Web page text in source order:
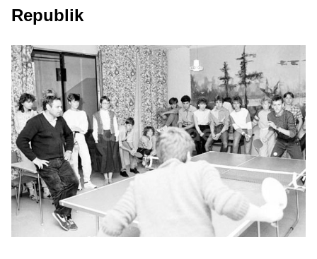
Republik